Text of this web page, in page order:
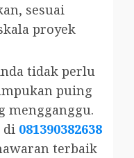
sesuai
proyek
tidak perlu
puing
mengganggu.
di 081390382638
terbaik